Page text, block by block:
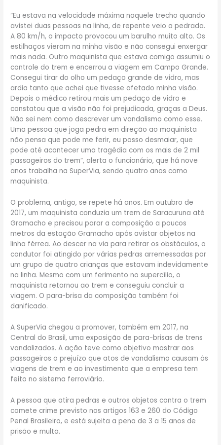
“Eu estava na velocidade máxima naquele trecho quando
avistei duas pessoas na linha, de repente veio a pedrada.
A 80 km/h, o impacto provocou um barulho muito alto. Os
estilhaços vieram na minha visão e não consegui enxergar
mais nada. Outro maquinista que estava comigo assumiu o
controle do trem e encerrou a viagem em Campo Grande.
Consegui tirar do olho um pedaço grande de vidro, mas
ardia tanto que achei que tivesse afetado minha visão.
Depois o médico retirou mais um pedaço de vidro e
constatou que a visão não foi prejudicada, graças a Deus.
Não sei nem como descrever um vandalismo como esse.
Uma pessoa que joga pedra em direção ao maquinista
não pensa que pode me ferir, eu posso desmaiar, que
pode até acontecer uma tragédia com os mais de 2 mil
passageiros do trem”, alerta o funcionário, que há nove
anos trabalha na SuperVia, sendo quatro anos como
maquinista.
O problema, antigo, se repete há anos. Em outubro de
2017, um maquinista conduzia um trem de Saracuruna até
Gramacho e precisou parar a composição a poucos
metros da estação Gramacho após avistar objetos na
linha férrea. Ao descer na via para retirar os obstáculos, o
condutor foi atingido por várias pedras arremessadas por
um grupo de quatro crianças que estavam indevidamente
na linha. Mesmo com um ferimento no supercílio, o
maquinista retornou ao trem e conseguiu concluir a
viagem. O para-brisa da composição também foi
danificado.
A SuperVia chegou a promover, também em 2017, na
Central do Brasil, uma exposição de para-brisas de trens
vandalizados. A ação teve como objetivo mostrar aos
passageiros o prejuízo que atos de vandalismo causam às
viagens de trem e ao investimento que a empresa tem
feito no sistema ferroviário.
A pessoa que atira pedras e outros objetos contra o trem
comete crime previsto nos artigos 163 e 260 do Código
Penal Brasileiro, e está sujeita a pena de 3 a 15 anos de
prisão e multa.